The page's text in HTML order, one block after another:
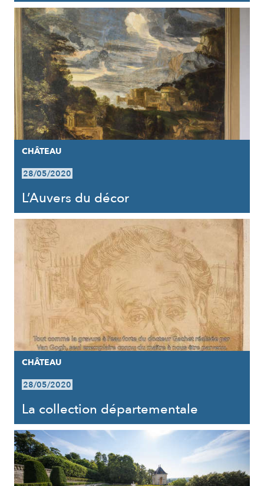
CHÂTEAU
28/05/2020
L’Auvers du décor
CHÂTEAU
28/05/2020
La collection départementale